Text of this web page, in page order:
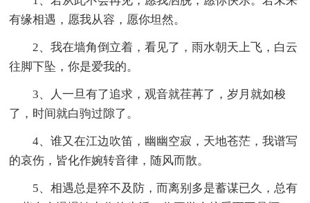
有缘相遇，愿我从容，愿你坦然。
2、我在墙角倒立着，看见了，雨水朝天上飞，白云
往脚下坠，你是爱我的。
3、人一旦有了追求，观音就荏苒了，岁月就如梭
了，时间就白驹过隙了。
4、谁又在江边吹笛，幽幽空寂，天地苍茫，我谱写
的哀伤，皆化作婉转音律，随风而散。
5、相遇总是猝不及防，而离别多是蓄谋已久，总有